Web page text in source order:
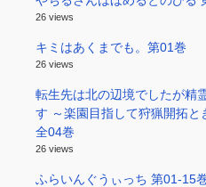
26 views
キミはあくまでも。第01巻
26 views
転生先は北の辺境でしたが精
す ～楽園目指して狩猟開拓と
全04巻
26 views
ふらいんぐうぃっち 第01-15